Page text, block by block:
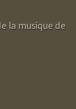
la musique de